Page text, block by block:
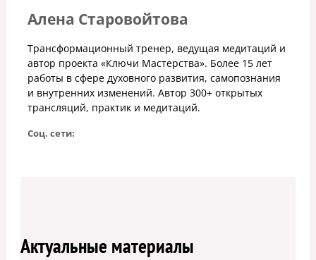
Алена Старовойтова
Трансформационный тренер, ведущая медитаций и
автор проекта «Ключи Мастерства». Более 15 лет
работы в сфере духовного развития, самопознания
и внутренних изменений. Автор 300+ открытых
трансляций, практик и медитаций.
Соц. сети:
Актуальные материалы